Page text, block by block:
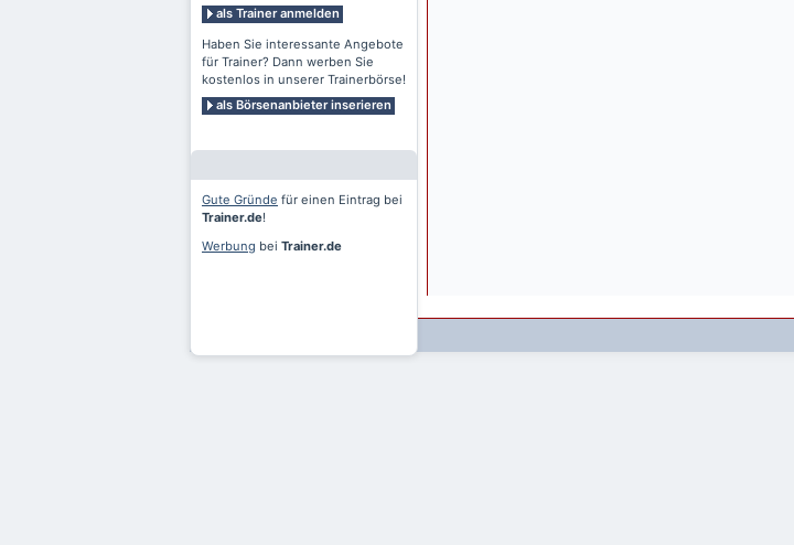
als Trainer anmelden
Haben Sie interessante Angebote
für Trainer? Dann werben Sie
kostenlos in unserer Trainerbörse!
als Börsenanbieter inserieren
Gute Gründe für einen Eintrag bei
Trainer.de!
Werbung bei Trainer.de